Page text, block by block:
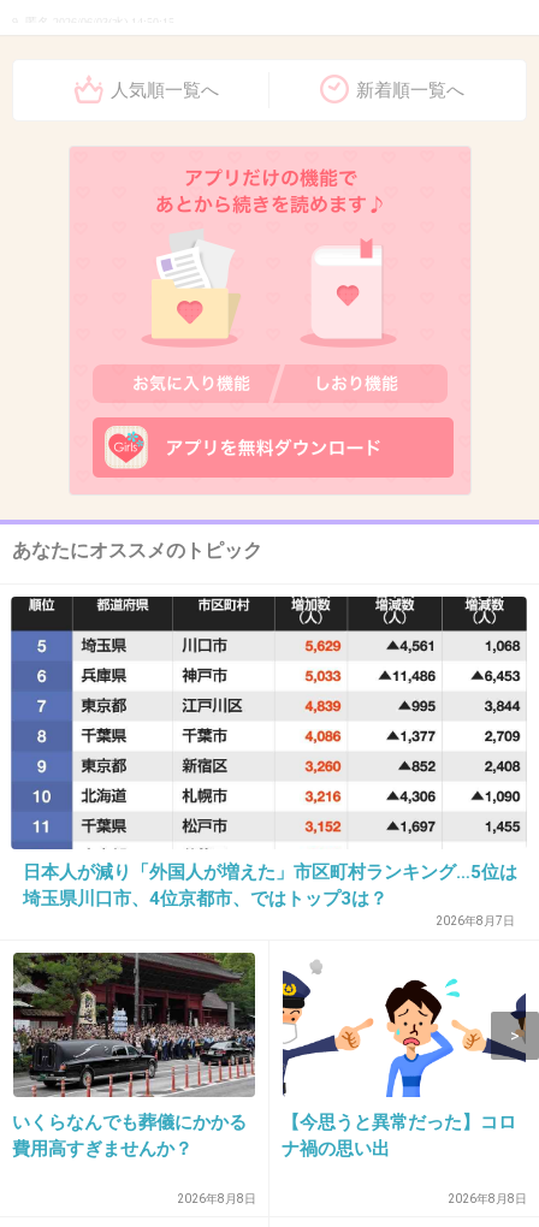
2026/06/03(水) 14:50:15
セルフこそ多いと余計に遅くなるよ
+530
2026/06/03(水) 14:50:22
変な人はどこにでもいるね
+297
2026/06/03(水) 14:50:29
12. 匿名 2026/06/03(水) 14:50:32
あんなスーパーにとっては大量買いの客のほう
がありがたいねん
大福一個の貧乏客の方が後ろ並べや
5件の返信
+328 -34
13. 匿名2026/06/03(水) 14:50:38
子どものお使いじゃあるまいしある程度前の人
がどれくらい買ってるか見て並ぶやろ
2件の返信
人気順一覧へ 新着順一覧へ
あなたにオススメのトピック
日本人が減り「外国人が増えた」市区町村ランキング…5位は
埼玉県川口市、4位京都市、ではトップ3は？
2026年8月7日
いくらなんでも葬儀にかかる
費用高すぎませんか？
2026年8月8日
【今思うと異常だった】コロ
ナ禍の思い出
2026年8月8日